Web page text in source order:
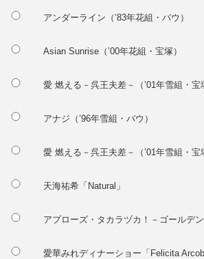
アンダーライン（’83年花組・バウ）
Asian Sunrise（’00年花組・宝塚）
愛 燃える－呉王夫差－（’01年雪組・宝
アナジ（’96年雪組・バウ）
愛 燃える－呉王夫差－（’01年雪組・宝
天海祐希「Natural」
アプローズ・タカラヅカ！－ゴールデ
愛華みれディナーショー「Felicita